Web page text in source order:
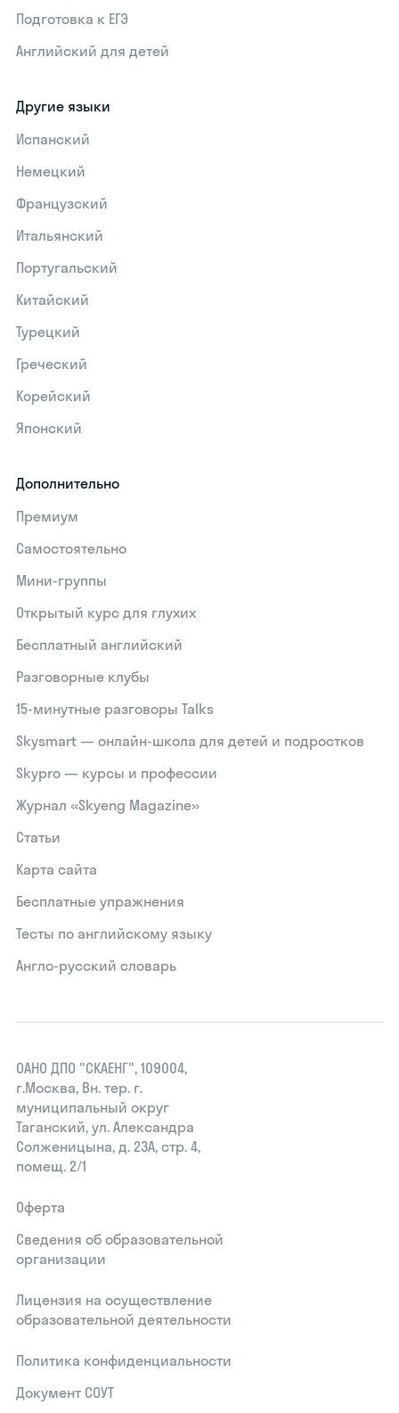
Подготовка к ЕГЭ
Английский для детей
Другие языки
Испанский
Немецкий
Французский
Итальянский
Португальский
Китайский
Турецкий
Греческий
Корейский
Японский
Дополнительно
Премиум
Самостоятельно
Мини-группы
Открытый курс для глухих
Бесплатный английский
Разговорные клубы
15‑минутные разговоры Talks
Skysmart — онлайн-школа для детей и подростков
Skypro — курсы и профессии
Журнал «Skyeng Magazine»
Статьи
Карта сайта
Бесплатные упражнения
Тесты по английскому языку
Англо-русский словарь
ОАНО ДПО "СКАЕНГ", 109004,
г.Москва, Вн. тер. г.
муниципальный округ
Таганский, ул. Александра
Солженицына, д. 23А, стр. 4,
помещ. 2/1
Оферта
Сведения об образовательной
организации
Лицензия на осуществление
образовательной деятельности
Политика конфиденциальности
Документ СОУТ